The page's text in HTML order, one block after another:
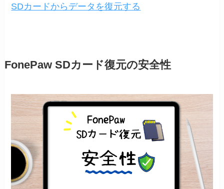
SDカードからデータを復元する
FonePaw SDカード復元の安全性